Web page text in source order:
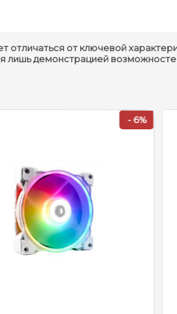
RGB-кабель, 1-3 PWN Fan-кабель
подшипник
от ключевой
лишь демонстрацией